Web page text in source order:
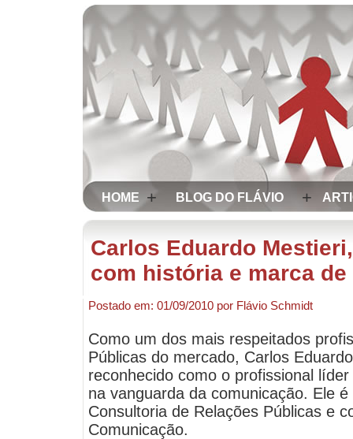
HOME + BLOG DO FLÁVIO +
Carlos Eduardo
com história e marca
Postado em: 01/09/2010 por Flávio Schmidt
Como um dos mais respeitados
Públicas do mercado, Carlos
reconhecido como o profissional
na vanguarda da comunicação. Ele
Consultoria de Relações Públicas e
Comunicação.